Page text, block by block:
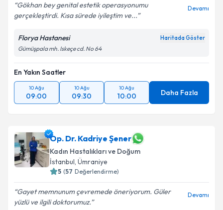
Gökhan bey genital estetik operasyonumu
gerçekleştirdi. Kısa sürede iyileştim ve...
Devamı
Florya Hastanesi Haritada Göster
Gümüşpala mh. Iskeçe cd. No 64
En Yakın Saatler
10 Ağu
09:00
10 Ağu
09:30
10 Ağu
10:00 Daha Fazla
Op. Dr. Kadriye Şener
Kadın Hastalıkları ve Doğum
İstanbul, Ümraniye
5 (57 Değerlendirme)
Gayet memnunum çevremede öneriyorum. Güler
yüzlü ve ilgili doktorumuz.
Devamı